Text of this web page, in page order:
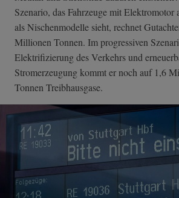
Szenario, das Fahrzeuge mit
als Nischenmodelle sieht, rechnet
Millionen Tonnen. Im progressiven
Elektrifizierung des Verkehrs und
Stromerzeugung kommt er noch auf 1,6
Tonnen Treibhausgase.